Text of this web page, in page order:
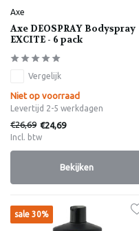
Axe
Axe DEOSPRAY Bodyspray
EXCITE - 6 pack
Vergelijk
Niet op voorraad
Levertijd 2-5 werkdagen
€26,69 €24,69
Incl. btw
Bekijken
sale 30%